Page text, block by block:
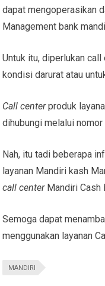
dapat mengoperasikan
Management bank
Untuk itu, diperlukan
kondisi darurat atau
Call centerproduk
dihubungi melalui
Nah, itu tadi beberapa
layanan Mandiri kash
call centerMandiri Cash
Semoga dapat
menggunakan layanan
MANDIRI